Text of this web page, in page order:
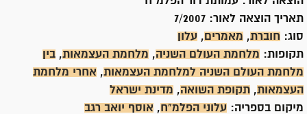
תאריך הוצאה לאור:
סוג: חוברת, מאמרים , עלון
תקופות: מלחמת העולם השניה, מלחמת העצמאות, בין
מלחמת העולם השניה למלחמת העצמאות, אחרי מלחמת
העצמאות, תקופת השואה, מדינת ישראל
מיקום בספריה: עלוני הפלמ"ח , אוסף יואב רגב